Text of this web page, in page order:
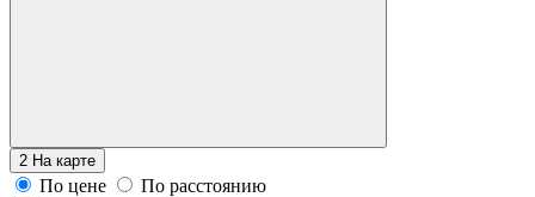
2 На карте
По цене
По расстоянию